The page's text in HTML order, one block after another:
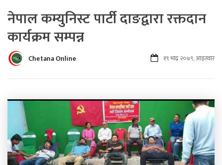
नेपाल कम्युनिस्ट पार्टी दाङद्वारा रक्तदान
कार्यक्रम सम्पन्न
Chetana Online १९ भाद्र २०७९, आइतवार